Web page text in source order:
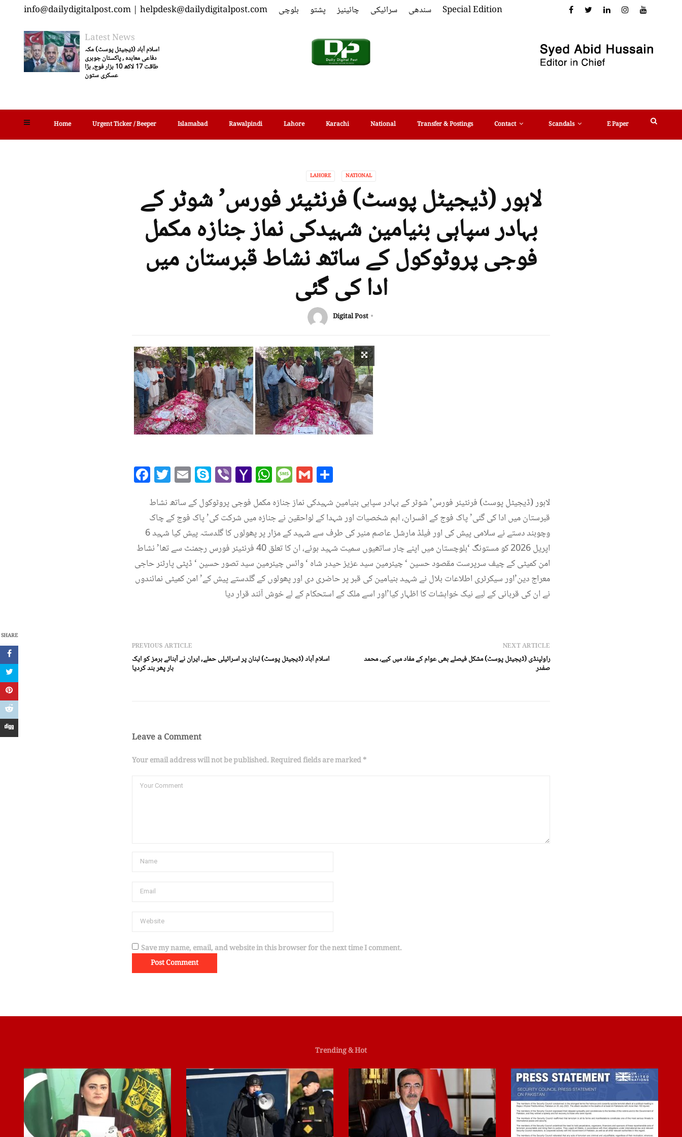
Home Urgent Ticker / Beeper Islamabad Rawalpindi Lahore Karachi National Transfer & Postings Contact Scandals E Paper
Latest News
اسلام آباد (ڈیجیٹل پوسٹ) مکہ
دفاعی معاہدہ , پاکستان جوہری
طاقت 17 لاکھ 10 ہزار فوج, بڑا
عسکری ستون
info@dailydigitalpost.com | helpdesk@dailydigitalpost.com بلوچی پشتو چائینیز سرائیکی سندھی Special Edition
LAHORE NATIONAL
لاہور (ڈیجیٹل پوسٹ) فرنٹیئر فورس’ شوٹر کے
بہادر سپاہی بنیامین شہیدکی نماز جنازہ مکمل
فوجی پروٹوکول کے ساتھ نشاط قبرستان میں
ادا کی گئی
Digital Post
SHARE
Facebook
Twitter
EmailSkype
ViberYahoo
Mail
WhatsApp
Message
Gmail
لاہور (ڈیجیٹل پوسٹ) فرنٹیئر فورس’ شوٹر کے بہادر سپاہی بنیامین شہیدکی نماز جنازہ مکمل فوجی پروٹوکول کے ساتھ نشاط
قبرستان میں ادا کی گئی’ پاک فوج کے افسران، اہم شخصیات اور شہدا کے لواحقین نے جنازہ میں شرکت کی’ پاک فوج کے چاک
وچوبند دستے نے سلامی پیش کی اور فیلڈ مارشل عاصم منیر کی طرف سے شہید کے مزار پر پھولوں کا گلدستہ پیش کیا شہید 6
اپریل 2026 کو مستونگ ‘بلوچستان میں اپنے چار ساتھیوں سمیت شہید ہوئے، ان کا تعلق 40 فرنٹیئر فورس رجمنٹ سے تھا’ نشاط
امن کمیٹی کے چیف سرپرست مقصود حسین ‘ چیئرمین سید عزیز حیدر شاہ ‘ وائس چیئرمین سید تصور حسین ‘ ڈپٹی پارٹنر حاجی
معراج دین’اور سیکرٹری اطلاعات بلال نے شہید بنیامین کی قبر پر حاضری دی اور پھولوں کے گلدستے پیش کے’ امن کمیٹی نمائندوں
نے ان کی قربانی کے لیے نیک خواہشات کا اظہار کیا’اور اسے ملک کے استحکام کے لے خوش آئند قرار دیا
PREVIOUS ARTICLE
اسلام آباد (ڈیجیٹل پوسٹ) لبنان پر اسرائیلی حملے, ایران نے آبنائے ہرمز کو ایک
بار پھر بند کردیا
NEXT ARTICLE
راولپنڈی (ڈیجیٹل پوسٹ) مشکل فیصلے بھی عوام کے مفاد میں کیے، محمد
صفدر
Leave a Comment
Your email address will not be published. Required fields are marked *
Save my name, email, and website in this browser for the next time I comment.
Trending & Hot